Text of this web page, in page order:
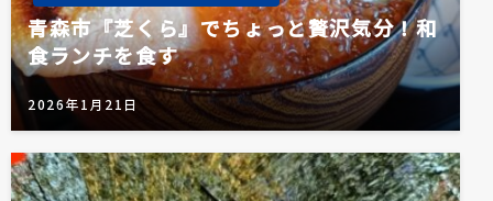
青森市『芝くら』でちょっと贅沢気分！和
食ランチを食す
2026年1月21日